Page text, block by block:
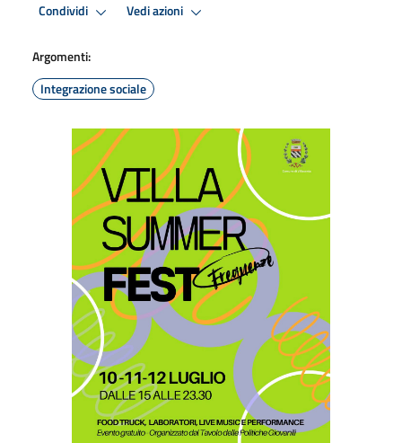
Condividi Vedi azioni
Argomenti:
Integrazione sociale